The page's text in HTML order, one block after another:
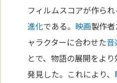
フィルムスコアが作ら
進化である。 映画製作
ャラクターに合わせた音
とで、物語の展開をよ
発見した。これにより、